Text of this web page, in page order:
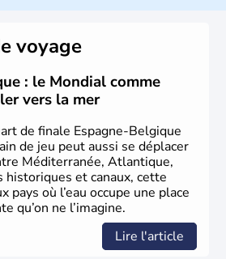
: les Gaulois, les Aquitains et
la nation la plus brave par le
a été divisée en deux pays
Bas du Sud et la principauté de
jusqu'en 1980 pour qu'elle
reconnu par la constitution de
voyage
: le Mondial comme
vers la mer
de finale Espagne-Belgique
de jeu peut aussi se déplacer
Méditerranée, Atlantique,
historiques et canaux, cette
pays où l’eau occupe une place
qu’on ne l’imagine.
Lire l'article